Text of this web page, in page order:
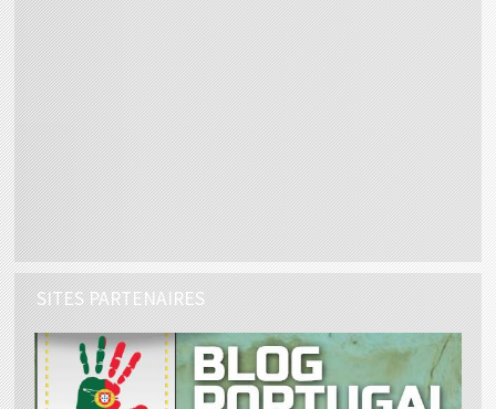
SITES PARTENAIRES